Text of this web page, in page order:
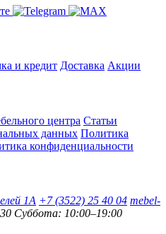
и кредит Доставка Акции
центра Статьи
данных Политика
конфиденциальности
1А +7 (3522) 25 40 04 mebel-
Суббота: 10:00–19:00